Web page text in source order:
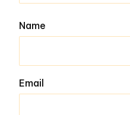
Name
Email